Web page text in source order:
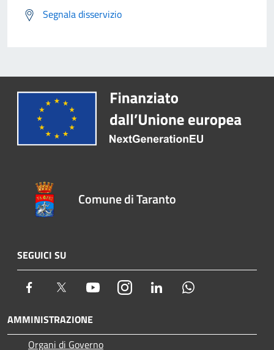
Segnala disservizio
Comune di Taranto
SEGUICI SU
Facebook Twitter YoutubeInstagram LinkedIn
AMMINISTRAZIONE
Organi di Governo